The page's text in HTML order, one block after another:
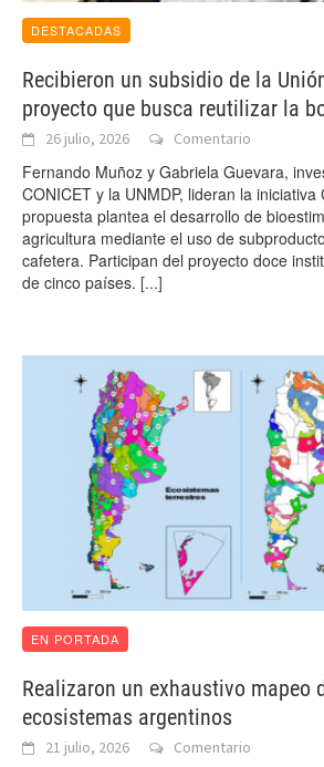
DESTACADAS
Recibieron un subsidio de la
proyecto que busca reutilizar la
26 julio, 2026 Comentario
Fernando Muñoz y Gabriela Guevara,
CONICET y la UNMDP, lideran la iniciativa
propuesta plantea el desarrollo de
agricultura mediante el uso de
cafetera. Participan del proyecto doce
de cinco países. [...]
EN PORTADA
Realizaron un exhaustivo mapeo
ecosistemas argentinos
21 julio, 2026 Comentario